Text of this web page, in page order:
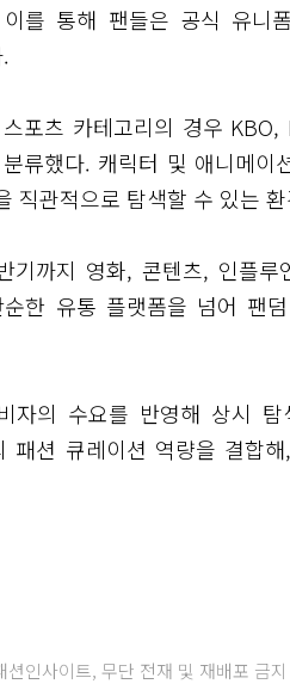
를 통해 팬들은 공식 유니
포츠 카테고리의 경우
류했다. 캐릭터 및 애니메이
직관적으로 탐색할 수 있는
까지 영화, 콘텐츠, 인플
한 유통 플랫폼을 넘어 팬
자의 수요를 반영해 상시
패션 큐레이션 역량을 결합
인사이트, 무단 전재 및 재배포 금